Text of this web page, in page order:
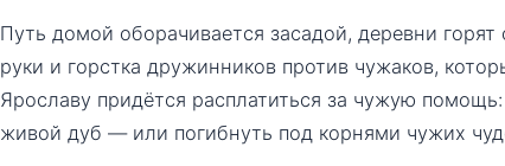
Путь домой оборачивается засадой, деревни
руки и горстка дружинников против чужаков,
Ярославу придётся расплатиться за чужую
живой дуб — или погибнуть под корнями чужих